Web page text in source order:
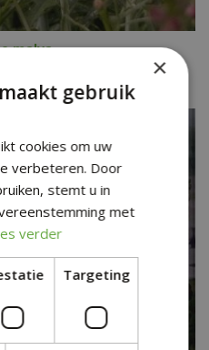
malva
×
gebruik
cookies om uw
verbeteren. Door
stemt u in
met
verder
Targeting